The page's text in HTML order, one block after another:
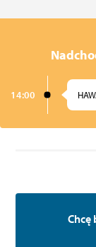
14:00
Chcę